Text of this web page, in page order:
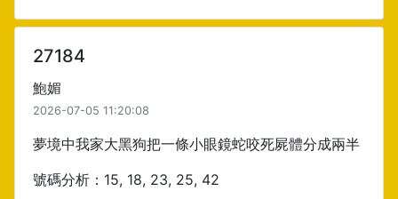
27184
鮑媚
2026-07-05 11:20:08
夢境中我家大黑狗把一條小眼鏡蛇咬死屍體分成兩半
號碼分析：15, 18, 23, 25, 42